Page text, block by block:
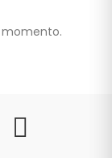
momento.